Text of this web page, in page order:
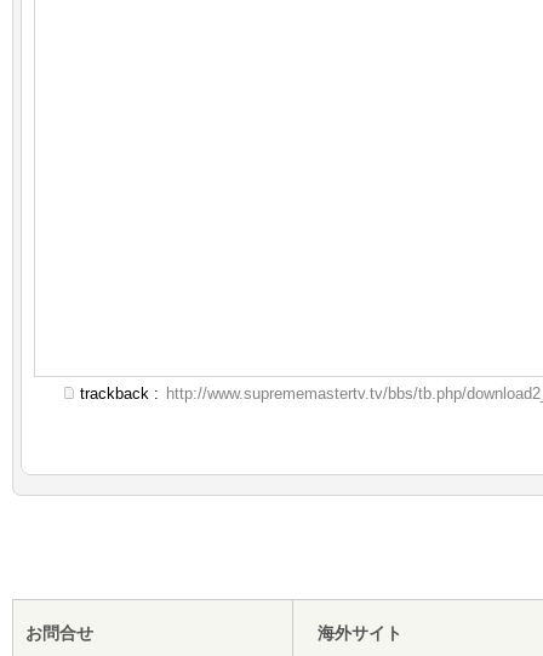
trackback : http://www.suprememastertv.tv/bbs/tb.php/
お問合せ 海外サイト